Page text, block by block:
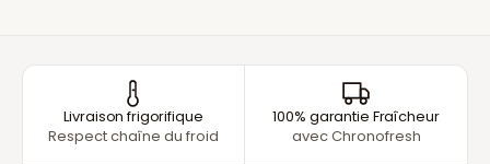
Livraison frigorifique
Respect chaîne du froid
100% garantie Fraîcheur
avec Chronofresh